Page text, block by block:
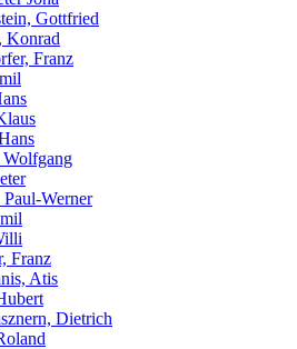
Gottfried
Konrad
Franz
Paul-Werner
Franz
Atis
Dietrich